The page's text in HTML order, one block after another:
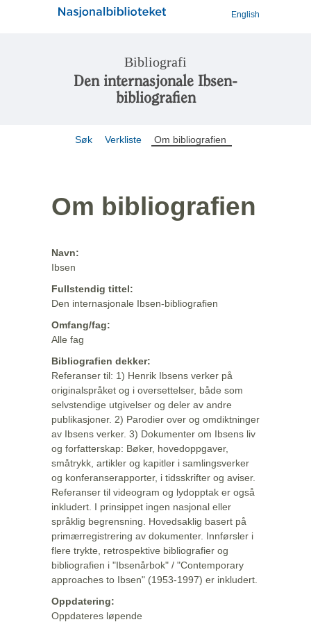
English
Bibliografi
Den internasjonale Ibsen-
bibliografien
Søk Verkliste Om bibliografien
Om bibliografien
Navn:
Ibsen
Fullstendig tittel:
Den internasjonale Ibsen-bibliografien
Omfang/fag:
Alle fag
Bibliografien dekker:
Referanser til: 1) Henrik Ibsens verker på
originalspråket og i oversettelser, både som
selvstendige utgivelser og deler av andre
publikasjoner. 2) Parodier over og omdiktninger
av Ibsens verker. 3) Dokumenter om Ibsens liv
og forfatterskap: Bøker, hovedoppgaver,
småtrykk, artikler og kapitler i samlingsverker
og konferanserapporter, i tidsskrifter og aviser.
Referanser til videogram og lydopptak er også
inkludert. I prinsippet ingen nasjonal eller
språklig begrensning. Hovedsaklig basert på
primærregistrering av dokumenter. Innførsler i
flere trykte, retrospektive bibliografier og
bibliografien i "Ibsenårbok" / "Contemporary
approaches to Ibsen" (1953-1997) er inkludert.
Oppdatering:
Oppdateres løpende